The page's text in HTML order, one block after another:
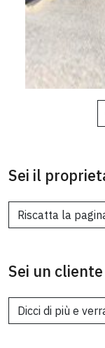
Sei il
Riscatta la
Sei un
Dicci di più e